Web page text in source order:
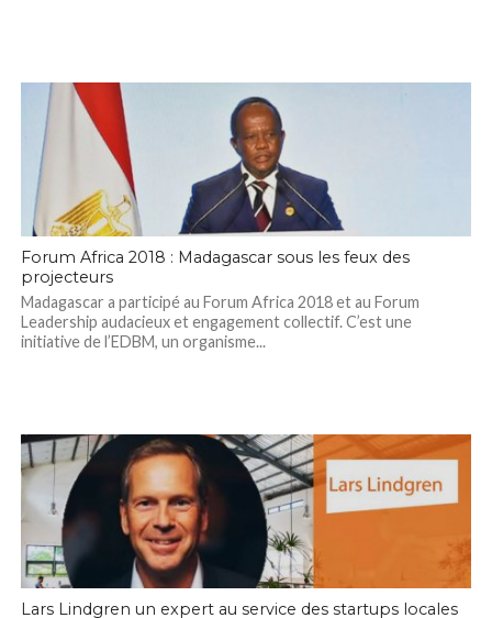
Forum Africa 2018 : Madagascar sous les feux des
projecteurs
Madagascar a participé au Forum Africa 2018 et au Forum
Leadership audacieux et engagement collectif. C’est une
initiative de l’EDBM, un organisme...
Lars Lindgren un expert au service des startups locales